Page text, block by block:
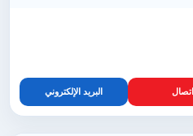
اتصال البريد الإلكتروني